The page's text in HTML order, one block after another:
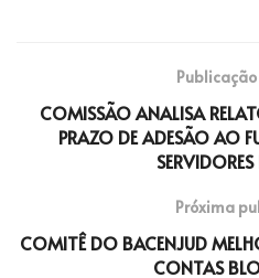
COMISSÃO ANALISA
PRAZO DE ADESÃO AO
Próxima
COMITÊ DO BACENJUD
CONTAS